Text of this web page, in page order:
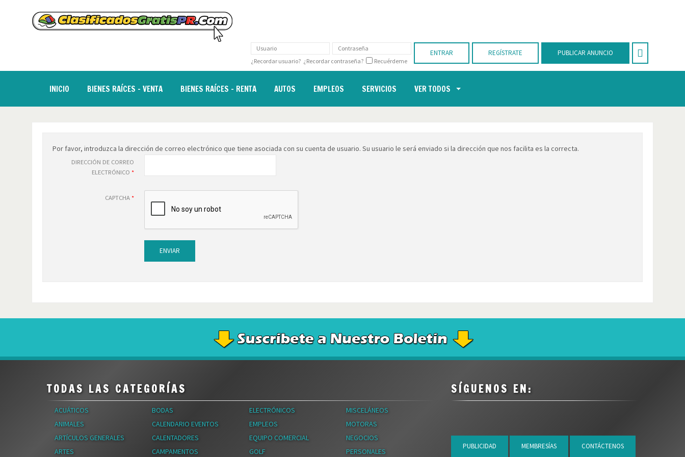
REGÍSTRATE PUBLICAR ANUNCIO
¿Recordar usuario? ¿Recordar contraseña? Recuérdeme
ENTRAR
INICIO BIENES RAÍCES - VENTA BIENES RAÍCES - RENTA AUTOS EMPLEOS SERVICIOS VER TODOS
Por favor, introduzca la dirección de correo electrónico que tiene asociada con su cuenta de usuario. Su usuario le será enviado si la dirección que nos facilita es la correcta.
DIRECCIÓN DE CORREO
ELECTRÓNICO *
CAPTCHA *
ENVIAR
TODAS LAS CATEGORÍAS
ACUÁTICOS
ANIMALES
ARTÍCULOS GENERALES
ARTES
BODAS
CALENDARIO EVENTOS
CALENTADORES
CAMPAMENTOS
ELECTRÓNICOS
EMPLEOS
EQUIPO COMERCIAL
GOLF
MISCELÁNEOS
MOTORAS
NEGOCIOS
PERSONALES
SÍGUENOS EN:
PUBLICIDAD MEMBRESÍAS CONTÁCTENOS